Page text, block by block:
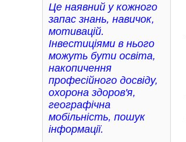
Це наявний у кожного
запас знань, навичок,
мотивацій.
Інвестиціями в нього
можуть бути освіта,
накопичення
професійного досвіду,
охорона здоров'я,
географічна
мобільність, пошук
інформації.